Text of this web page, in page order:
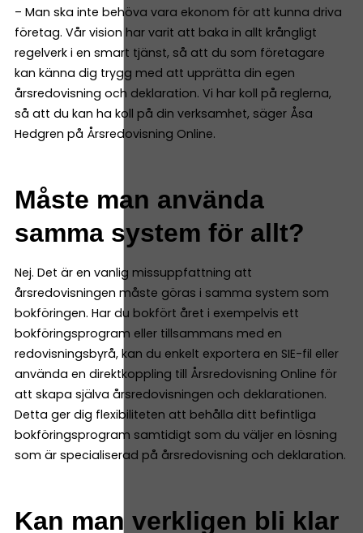
– Man ska inte behöva vara ekonom för att kunna driva
företag. Vår vision har varit att baka in allt krångligt
regelverk i en smart tjänst, så att du som företagare
kan känna dig trygg med att upprätta din egen
årsredovisning och deklaration. Vi har koll på reglerna,
så att du kan ha koll på din verksamhet, säger Åsa
Hedgren på Årsredovisning Online.
Måste man använda
samma system för allt?
Nej. Det är en vanlig missuppfattning att
årsredovisningen måste göras i samma system som
bokföringen. Har du bokfört året i exempelvis ett
bokföringsprogram eller tillsammans med en
redovisningsbyrå, kan du enkelt exportera en SIE-fil eller
använda en direktkoppling till Årsredovisning Online för
att skapa själva årsredovisningen och deklarationen.
Detta ger dig flexibiliteten att behålla ditt befintliga
bokföringsprogram samtidigt som du väljer en lösning
som är specialiserad på årsredovisning och deklaration.
Kan man verkligen bli klar